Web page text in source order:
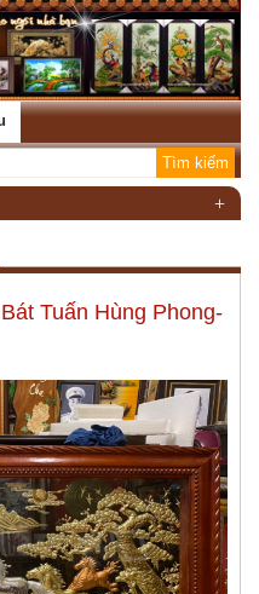
Phong-A176
Tuấn Hùng Phong-